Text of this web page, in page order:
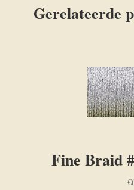
Gerelateerde
Fine Braid
€